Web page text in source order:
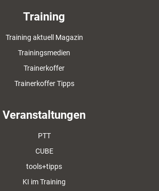
Training
Training aktuell Magazin
Trainingsmedien
Trainerkoffer
Trainerkoffer Tipps
Veranstaltungen
PTT
CUBE
tools+tipps
KI im Training